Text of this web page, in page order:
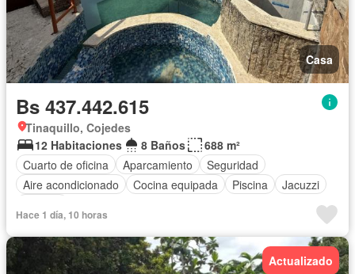
Casa
Bs 437.442.615
Tinaquillo, Cojedes
12 Habitaciones
8 Baños
688 m²
Cuarto de oficina
Aparcamiento
Seguridad
Aire acondicionado
Cocina equipada Piscina
Jacuzzi
Hace 1 día, 10 horas
Actualizado